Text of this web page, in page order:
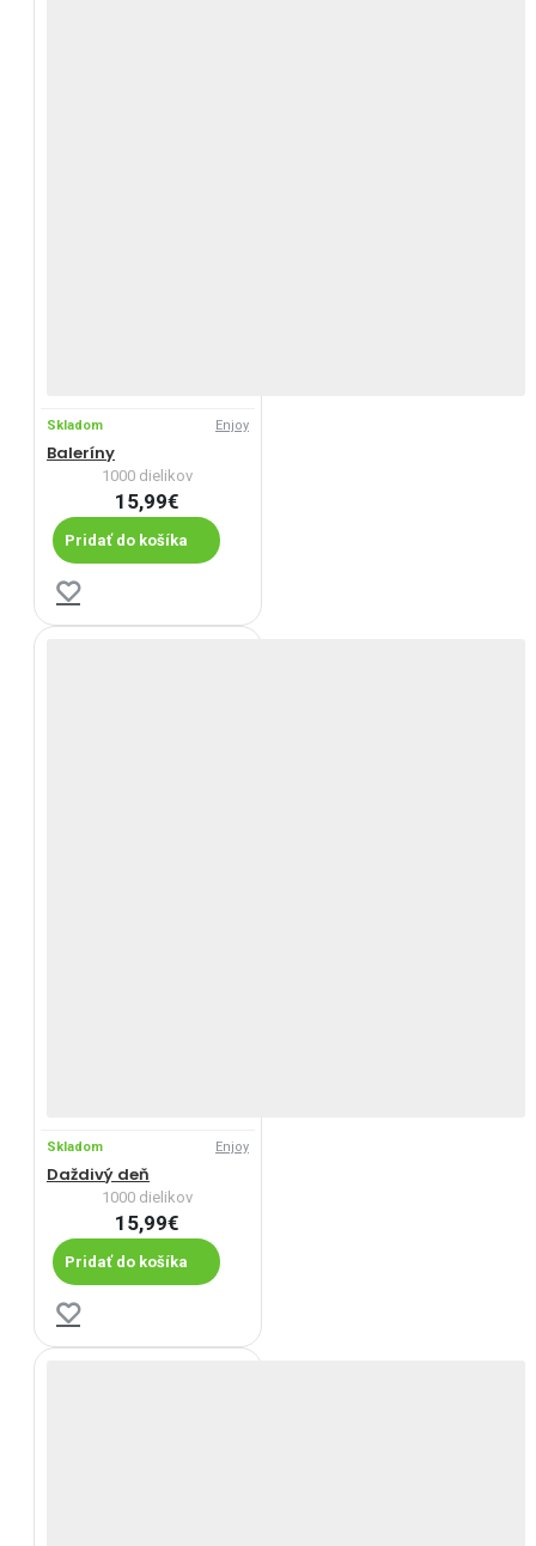
Skladom Enjoy
Baleríny
1000 dielikov
15,99€
Pridať do košíka
Skladom Enjoy
Daždivý deň
1000 dielikov
15,99€
Pridať do košíka